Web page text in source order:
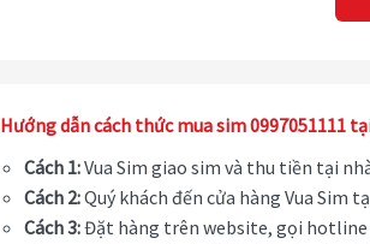
Hướng dẫn cách thức mua sim 0997051111
Cách 1:Vua Sim giao sim và thu tiền tại
Cách 2:Quý khách đến cửa hàng Vua Sim
Cách 3:Đặt hàng trên website, gọi hotline